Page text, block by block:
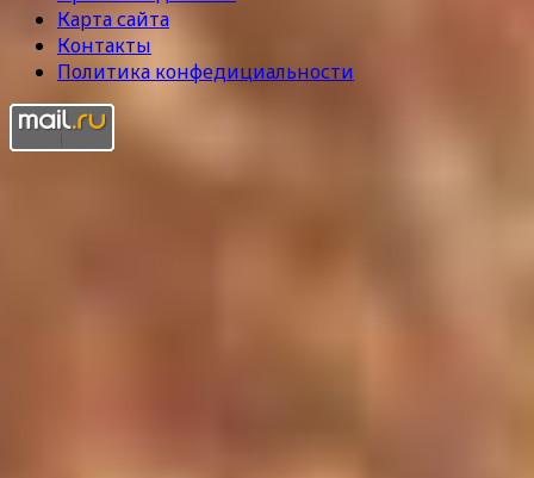
Карта сайта
Контакты
Политика конфедициальности